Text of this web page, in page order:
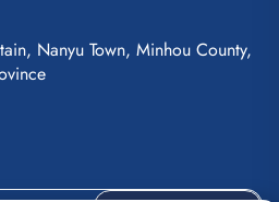
Nanyu Town, Minhou County,